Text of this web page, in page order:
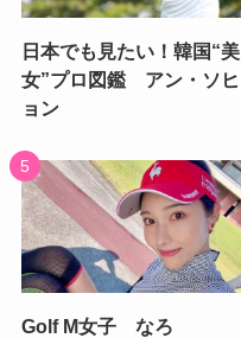
日本でも見たい！韓国“美
女”プロ図鑑 アン・ソヒ
ョン
Golf M女子 なろ